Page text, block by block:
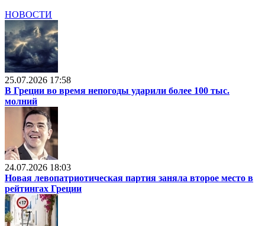
НОВОСТИ
25.07.2026 17:58
В Греции во время непогоды ударили более 100 тыс.
молний
24.07.2026 18:03
Новая левопатриотическая партия заняла второе место в
рейтингах Греции